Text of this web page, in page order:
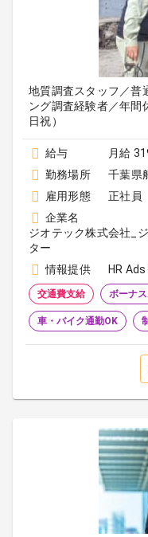
地質調査スタッフ／普
ング調査経験者／年間
日祝）
給与
月給
勤務場所
千葉県
雇用形態
正社員
企業名
ジオテック株式会社_
ター
情報提供
HR
交通費支給 ボーナ
車・バイク通勤OK